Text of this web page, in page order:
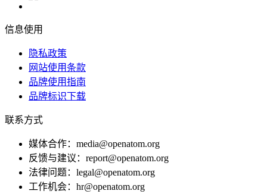
信息使用
隐私政策
网站使用条款
品牌使用指南
品牌标识下载
联系方式
媒体合作：media@openatom.org
反馈与建议：report@openatom.org
法律问题：legal@openatom.org
工作机会：hr@openatom.org